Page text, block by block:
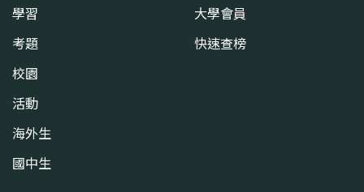
學習
考題
校園
活動
海外生
國中生
大學會員
快速查榜